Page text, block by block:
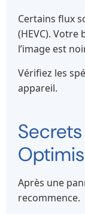
Certains flux
(HEVC).
l’image est
Vérifiez les
appareil.
Après une
recommence.